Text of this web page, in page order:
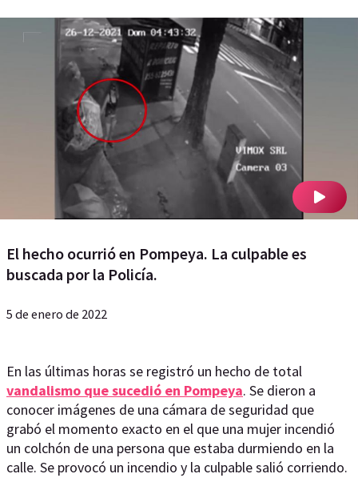
El hecho ocurrió en Pompeya. La culpable es
buscada por la Policía.
5 de enero de 2022
En las últimas horas se registró un hecho de total
vandalismo que sucedió en Pompeya. Se dieron a
conocer imágenes de una cámara de seguridad que
grabó el momento exacto en el que una mujer incendió
un colchón de una persona que estaba durmiendo en la
calle. Se provocó un incendio y la culpable salió corriendo.